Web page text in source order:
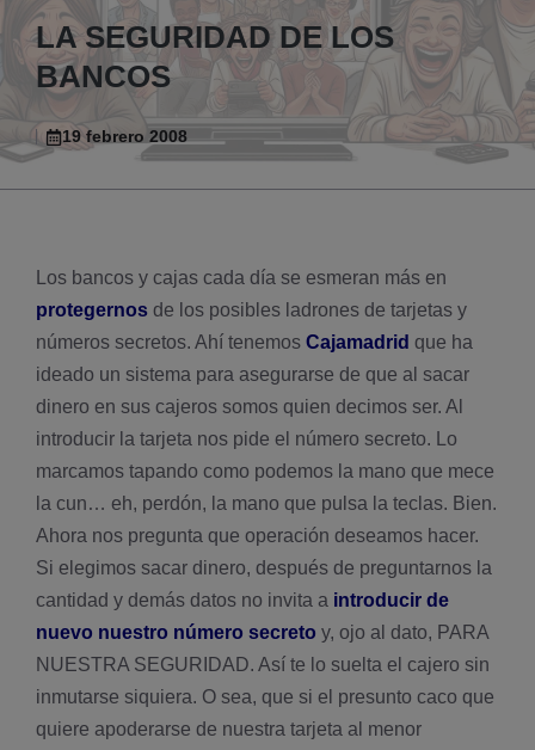
LA SEGURIDAD DE LOS
BANCOS
19 febrero 2008
Los bancos y cajas cada dí­a se esmeran más en
protegernos de los posibles ladrones de tarjetas y
números secretos. Ahí­ tenemos Cajamadrid que ha
ideado un sistema para asegurarse de que al sacar
dinero en sus cajeros somos quien decimos ser. Al
introducir la tarjeta nos pide el número secreto. Lo
marcamos tapando como podemos la mano que mece
la cun… eh, perdón, la mano que pulsa la teclas. Bien.
Ahora nos pregunta que operación deseamos hacer.
Si elegimos sacar dinero, después de preguntarnos la
cantidad y demás datos no invita a introducir de
nuevo nuestro número secreto y, ojo al dato, PARA
NUESTRA SEGURIDAD. Así­ te lo suelta el cajero sin
inmutarse siquiera. O sea, que si el presunto caco que
quiere apoderarse de nuestra tarjeta al menor